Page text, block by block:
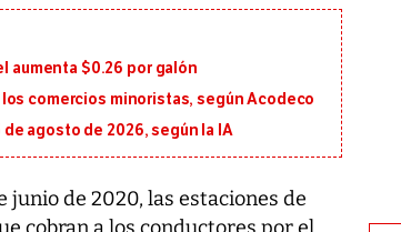
aumenta $0.26 por galón
comercios minoristas, según Acodeco
agosto de 2026, según la IA
de 2020, las estaciones de
cobran a los conductores por el
al sur de Japón, provocando una